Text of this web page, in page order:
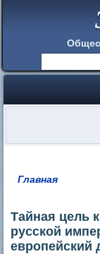
Главная
Тайная цель
русской
европейский